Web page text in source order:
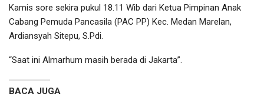
Kamis sore sekira pukul 18.11 Wib dari Ketua Pimpinan Anak
Cabang Pemuda Pancasila (PAC PP) Kec. Medan Marelan,
Ardiansyah Sitepu, S.Pdi.
“Saat ini Almarhum masih berada di Jakarta”.
BACA JUGA